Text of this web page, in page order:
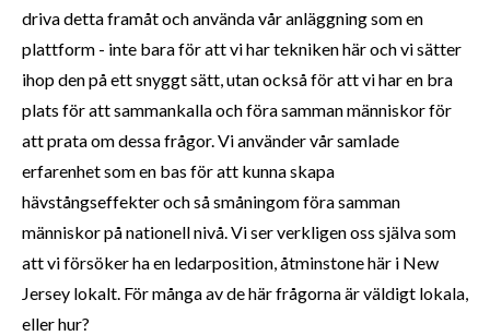
driva detta framåt och använda vår anläggning som en
plattform - inte bara för att vi har tekniken här och vi sätter
ihop den på ett snyggt sätt, utan också för att vi har en bra
plats för att sammankalla och föra samman människor för
att prata om dessa frågor. Vi använder vår samlade
erfarenhet som en bas för att kunna skapa
hävstångseffekter och så småningom föra samman
människor på nationell nivå. Vi ser verkligen oss själva som
att vi försöker ha en ledarposition, åtminstone här i New
Jersey lokalt. För många av de här frågorna är väldigt lokala,
eller hur?